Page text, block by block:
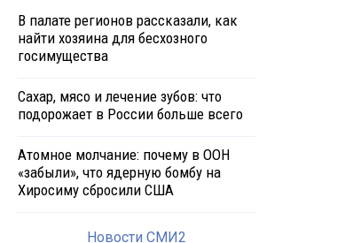
В палате регионов рассказали, как
найти хозяина для бесхозного
госимущества
Сахар, мясо и лечение зубов: что
подорожает в России больше всего
Атомное молчание: почему в ООН
«забыли», что ядерную бомбу на
Хиросиму сбросили США
Новости СМИ2